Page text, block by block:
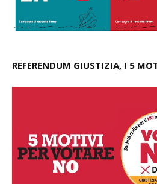
REFERENDUM GIUSTIZIA, I 5